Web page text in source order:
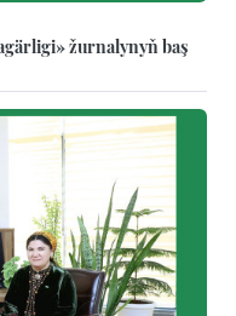
žurnalynyň baş